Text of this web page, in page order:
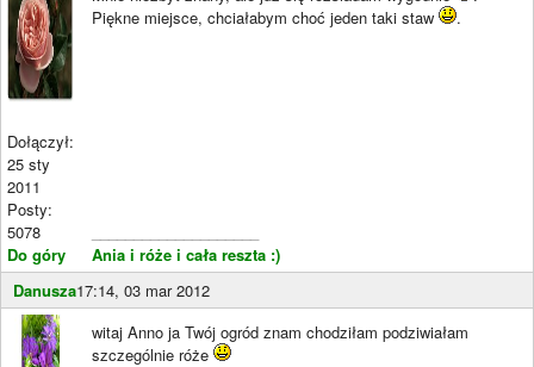
Dołączył:
25 sty
2011
Posty:
5078
Do góry
Piękne miejsce, chciałabym choć jeden taki staw
.
Ania i róże i cała reszta :)
Danusza17:14, 03 mar 2012
witaj Anno ja Twój ogród znam chodziłam podziwiałam
szczególnie róże